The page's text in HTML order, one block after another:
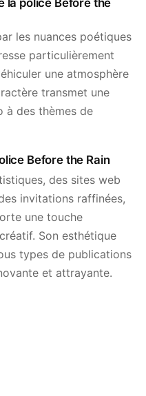
la police Before the
les nuances poétiques
particulièrement
une atmosphère
transmet une
à des thèmes de
Before the Rain
des sites web
invitations raffinées,
une touche
Son esthétique
types de publications
et attrayante.